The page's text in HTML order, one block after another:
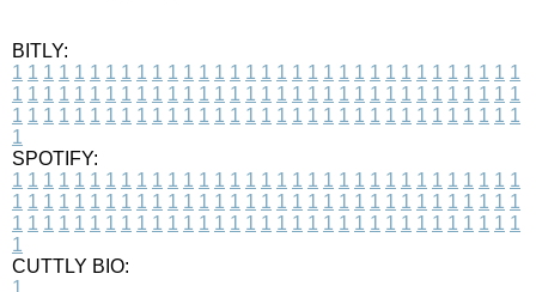
BITLY:
1 1 1 1 1 1 1 1 1 1 1 1 1 1 1 1 1 1 1 1 1 1 1 1 1 1 1 1 1 1 1 1 1
1 1 1 1 1 1 1 1 1 1 1 1 1 1 1 1 1 1 1 1 1 1 1 1 1 1 1 1 1 1 1 1 1
1 1 1 1 1 1 1 1 1 1 1 1 1 1 1 1 1 1 1 1 1 1 1 1 1 1 1 1 1 1 1 1 1
1
SPOTIFY:
1 1 1 1 1 1 1 1 1 1 1 1 1 1 1 1 1 1 1 1 1 1 1 1 1 1 1 1 1 1 1 1 1
1 1 1 1 1 1 1 1 1 1 1 1 1 1 1 1 1 1 1 1 1 1 1 1 1 1 1 1 1 1 1 1 1
1 1 1 1 1 1 1 1 1 1 1 1 1 1 1 1 1 1 1 1 1 1 1 1 1 1 1 1 1 1 1 1 1
1
CUTTLY BIO:
1